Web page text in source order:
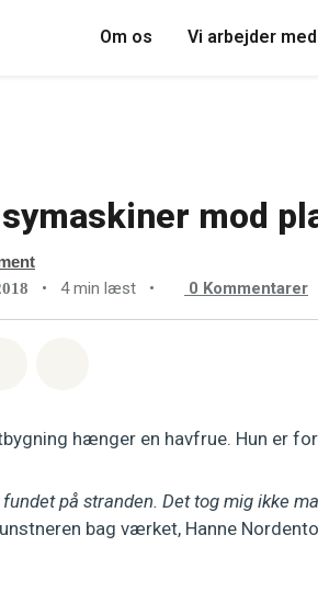
Om os Vi arbejder med
mod
• 4 min læst • 0 Kommentarer
hænger en havfrue. Hun er
på stranden. Det tog mig ikke
bag værket, Hanne